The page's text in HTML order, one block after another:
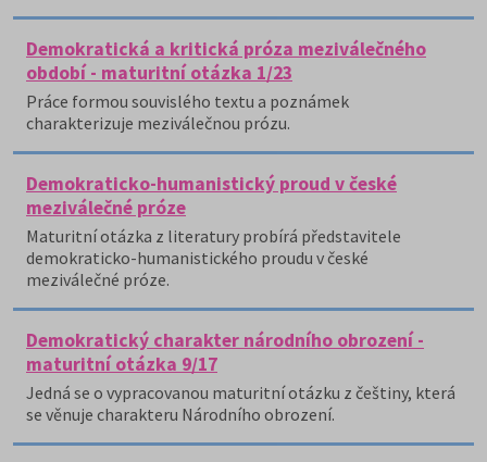
Demokratická a kritická próza meziválečného
období - maturitní otázka 1/23
Práce formou souvislého textu a poznámek
charakterizuje meziválečnou prózu.
Demokraticko-humanistický proud v české
meziválečné próze
Maturitní otázka z literatury probírá představitele
demokraticko-humanistického proudu v české
meziválečné próze.
Demokratický charakter národního obrození -
maturitní otázka 9/17
Jedná se o vypracovanou maturitní otázku z češtiny, která
se věnuje charakteru Národního obrození.